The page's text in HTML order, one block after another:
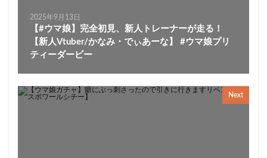
2025年9月13日
【#ウマ娘】完全初見、新人トレーナーが走る！
【新人Vtuber/かなみ・でぃあーな】 #ウマ娘プリ
ティーダービー
Next